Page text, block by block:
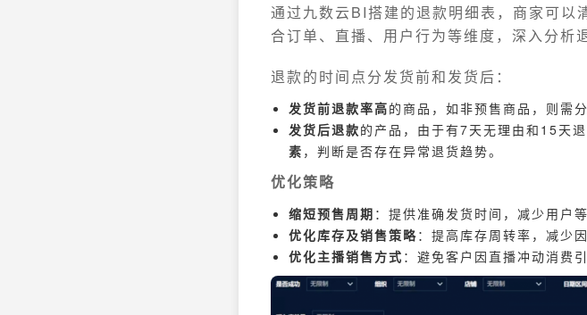
通过九数云BI搭建的退款明细表，商家可以
合订单、直播、用户行为等维度，深入分析
退款的时间点分发货前和发货后：
发货前退款率高的商品，如非预售商品，则需
发货后退款的产品，由于有7天无理由和15天
素 ，判断是否存在异常退货趋势。
优化策略
缩短预售周期 ：提供准确发货时间，减少用户等
优化库存及销售策略：提高库存周转率，减少
优化主播销售方式 ：避免客户因直播冲动消费